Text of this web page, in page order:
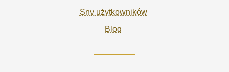
Sny użytkowników
Blog